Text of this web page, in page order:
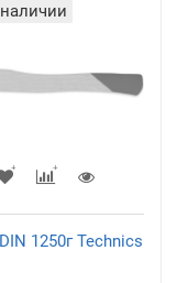
1250г Technics